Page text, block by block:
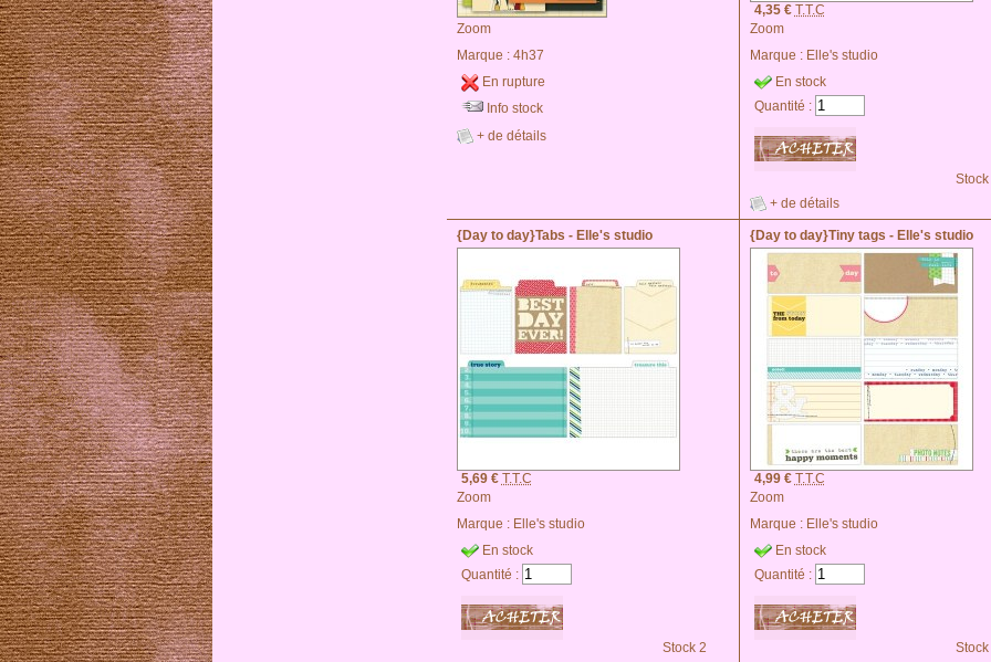
Zoom
Marque : 4h37
En rupture
Info stock
+ de détails
4,35 € T.T.C
Zoom
Marque : Elle's studio
En stock
Quantité :
Stock
+ de détails
{Day to day}Tabs - Elle's studio
5,69 € T.T.C
Zoom
Marque : Elle's studio
En stock
Quantité :
Stock 2
{Day to day}Tiny tags - Elle's studio
4,99 € T.T.C
Zoom
Marque : Elle's studio
En stock
Quantité :
Stock